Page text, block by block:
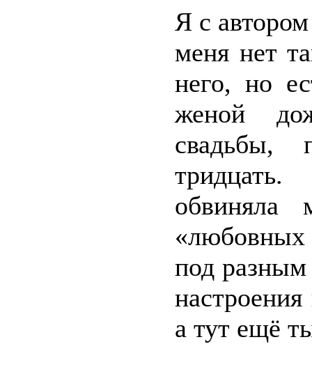
Я с
меня нет
него, но
женой
свадьбы,
«любовных
под разным
а тут ещё